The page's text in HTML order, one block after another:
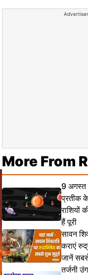
More From
9 अगस्त
प्रतीक
राशियों
हैं पूरी
सावन
कराएं
जानें
तर्जनी